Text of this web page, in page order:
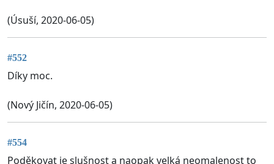
(Úsuší, 2020-06-05)
#552
Díky moc.
(Nový Jičín, 2020-06-05)
#554
Poděkovat je slušnost a naopak velká neomalenost to